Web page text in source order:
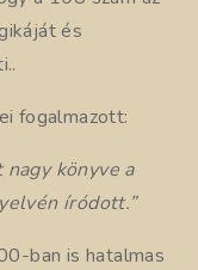
és
fogalmazott:
könyve a
íródott.”
ban is hatalmas